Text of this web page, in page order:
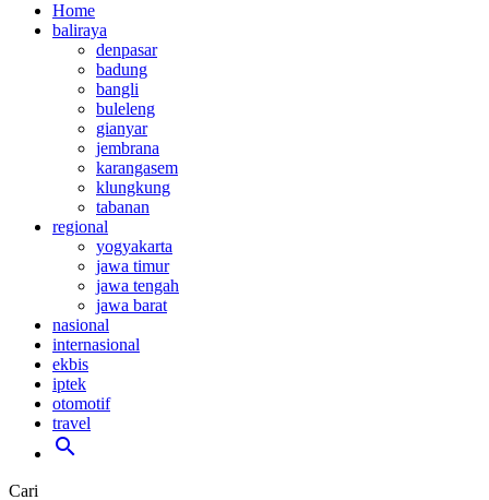
Home
baliraya
denpasar
badung
bangli
buleleng
gianyar
jembrana
karangasem
klungkung
tabanan
regional
yogyakarta
jawa timur
jawa tengah
jawa barat
nasional
internasional
ekbis
iptek
otomotif
travel
search
Cari